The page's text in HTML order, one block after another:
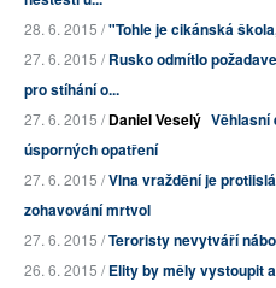
28. 6. 2015 /"Tohle je cikánská
27. 6. 2015 /Rusko odmítlo
pro stíhání o...
27. 6. 2015 /Daniel Veselý Věhlasní
úsporných opatření
27. 6. 2015 /Vlna vraždění je
zohavování mrtvol
27. 6. 2015 /Teroristy nevytváří
26. 6. 2015 /Elity by měly vystoupit